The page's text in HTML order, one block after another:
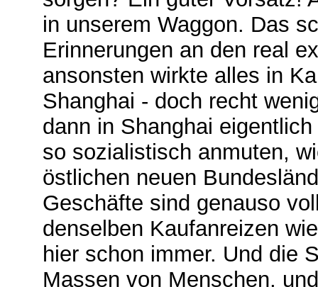
in unserem Waggon. Das
Erinnerungen an den real
ansonsten wirkte alles in
Shanghai - doch recht
dann in Shanghai
so sozialistisch anmuten,
östlichen neuen
Geschäfte sind genauso
denselben Kaufanreizen
hier schon immer. Und die
Massen von Menschen,